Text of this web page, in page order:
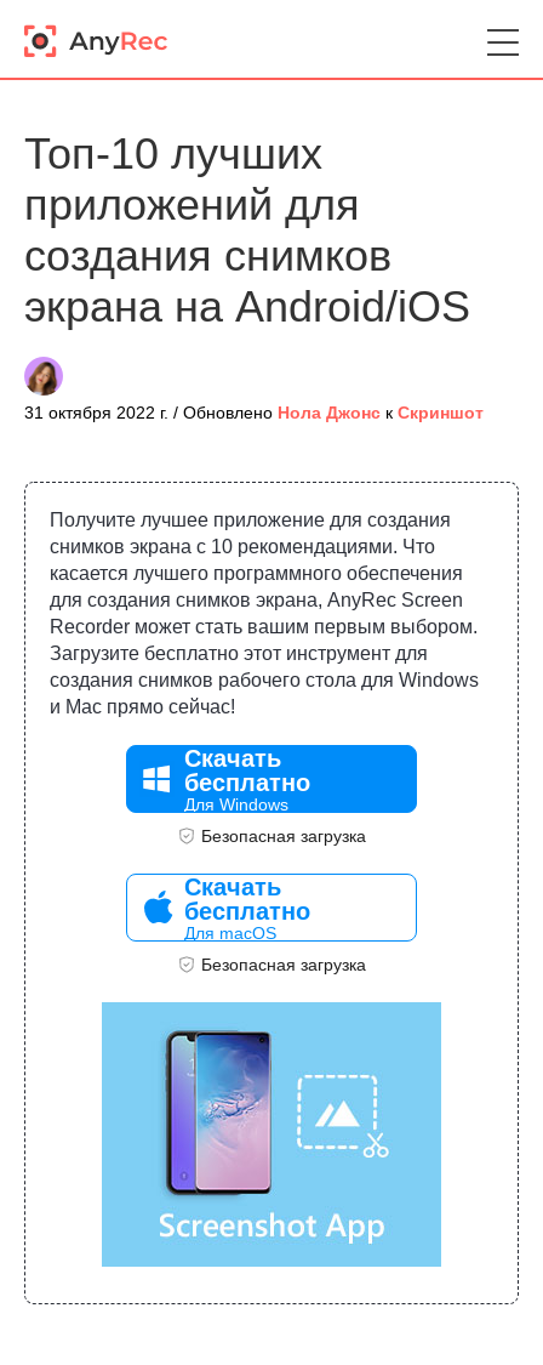
Топ-10 лучших
приложений для
создания снимков
экрана на Android/iOS
31 октября 2022 г. / Обновлено Нола Джонс к Скриншот
Получите лучшее приложение для создания
снимков экрана с 10 рекомендациями. Что
касается лучшего программного обеспечения
для создания снимков экрана, AnyRec Screen
Recorder может стать вашим первым выбором.
Загрузите бесплатно этот инструмент для
создания снимков рабочего стола для Windows
и Mac прямо сейчас!
Скачать
бесплатно
Для Windows
Безопасная загрузка
Скачать
бесплатно
Для macOS
Безопасная загрузка